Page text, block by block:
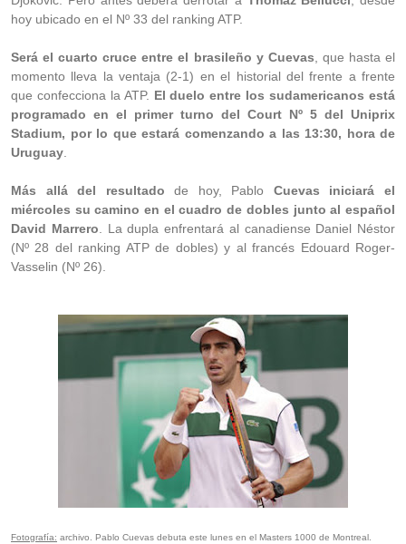
hoy ubicado en el Nº 33 del ranking ATP.
Será el cuarto cruce entre el brasileño y Cuevas , que hasta el
momento lleva la ventaja (2-1) en el historial del frente a frente
que confecciona la ATP. El duelo entre los sudamericanos está
programado en el primer turno del Court Nº 5 del Uniprix
Stadium, por lo que estará comenzando a las 13:30, hora de
Uruguay
Más allá del resultado de hoy, Pablo Cuevas iniciará el
miércoles su camino en el cuadro de dobles junto al español
David Marrero . La dupla enfrentará al canadiense Daniel Néstor
(Nº 28 del ranking ATP de dobles) y al francés Edouard Roger-
Vasselin (Nº 26).
Fotografía: archivo. Pablo Cuevas debuta este lunes en el Masters 1000 de Montreal.